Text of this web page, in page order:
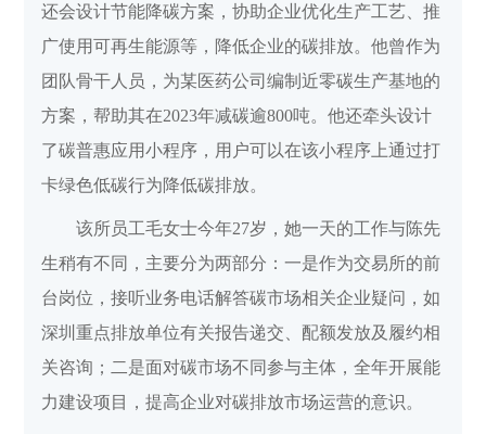
还会设计节能降碳方案，协助企业优化生产工艺、推
广使用可再生能源等，降低企业的碳排放。他曾作为
团队骨干人员，为某医药公司编制近零碳生产基地的
方案，帮助其在2023年减碳逾800吨。他还牵头设计
了碳普惠应用小程序，用户可以在该小程序上通过打
卡绿色低碳行为降低碳排放。
该所员工毛女士今年27岁，她一天的工作与陈先
生稍有不同，主要分为两部分：一是作为交易所的前
台岗位，接听业务电话解答碳市场相关企业疑问，如
深圳重点排放单位有关报告递交、配额发放及履约相
关咨询；二是面对碳市场不同参与主体，全年开展能
力建设项目，提高企业对碳排放市场运营的意识。